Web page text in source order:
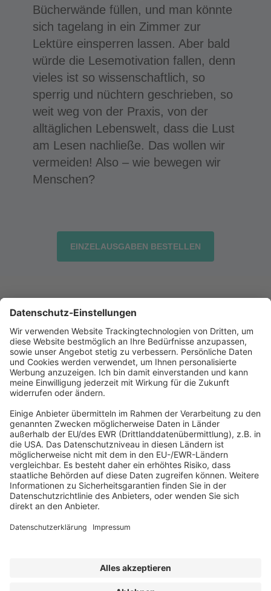
Bücherwände füllen, und man könnte
sich tagelang in ein Zimmer zur
Lektüre einsperren lassen. Aber bald
würde die Lesemotivation fallen, denn
vieles ist so wissenschaftlich, so
sperrig und nüchtern geschrieben, so
weit weg von der Praxis, von der
alltäglichen Lebenswelt, dass die Lust
am Lesen nachließe. Das wollen wir
vermeiden! Also – wie bewegen wir
Menschen?
EINZELAUSGABEN BESTELLEN
Abonnement anfordern| Abo kündigen|
Werben bei uns
Kennen Sie schon unserenNewsletter "Gesundheitswesen und
Bildrechte|Datenschutz